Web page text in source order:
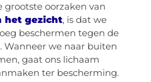
grootste oorzaken van
het gezicht, is dat we
beschermen tegen de
Wanneer we naar buiten
gaat ons lichaam
ter bescherming.